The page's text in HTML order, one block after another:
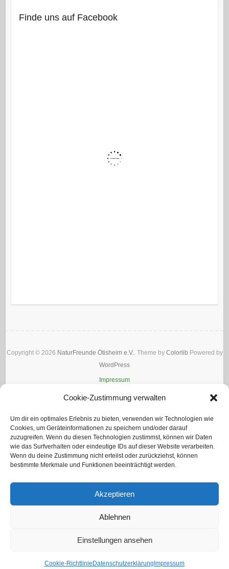
Cookie-Zustimmung verwalten
Um dir ein optimales Erlebnis zu bieten, verwenden wir Technologien wie
Cookies, um Geräteinformationen zu speichern und/oder darauf
zuzugreifen. Wenn du diesen Technologien zustimmst, können wir Daten
wie das Surfverhalten oder eindeutige IDs auf dieser Website verarbeiten.
Wenn du deine Zustimmung nicht erteilst oder zurückziehst, können
bestimmte Merkmale und Funktionen beeinträchtigt werden.
Akzeptieren
Ablehnen
Einstellungen ansehen
Cookie-Richtlinie Datenschutzerklärung Impressum
Finde uns auf Facebook
Copyright © 2026 NaturFreunde Ötisheim e.V.. Theme by Colorlib Powered by
WordPress
Impressum